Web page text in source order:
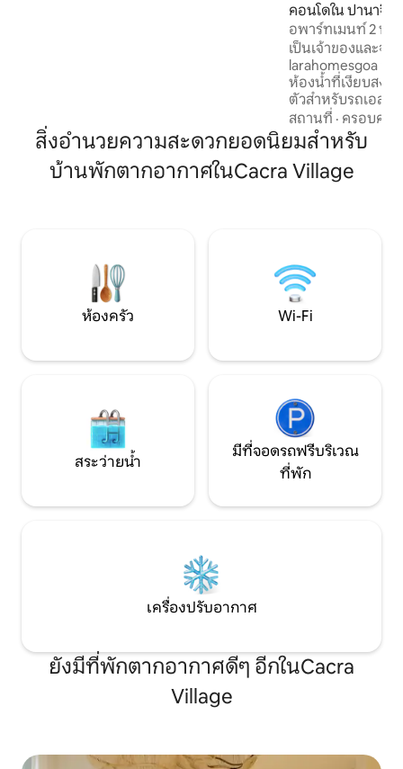
คอนโดใน ปานาจิ
อพาร์ทเมนท์ 2 ห้อ
จิม • เงียบสงบ • เ
เป็นเจ้าของและจัด
larahomesgoa อพาร์ทเมนท์ 2 ห้องนอน 1
ห้องน้ำที่เงียบสงบ
ตัวสำหรับรถเอสยูวี แลนด์มาร์ค: ตรงข้า
สนามฟุตบอลเซน
กม. * ที่พักนี้เป็นของเจ้าของที่พักและดูแล
รักษาเอง ดังนั้นค
ได้รับการดูแลรักษ
สะดวกทั้งหมดที่ระ
สถานที่ · ครอบครัว
สิ่งอำนวยความสะดวกยอดนิยมสำหรับ
บ้านพักตากอากาศในCacra Village
ห้องครัว Wi-Fi
สระว่ายน้ำ
มีที่จอดรถฟรีบริเวณ
ที่พัก
เครื่องปรับอากาศ
ยังมีที่พักตากอากาศดีๆ อีกในCacra
Village